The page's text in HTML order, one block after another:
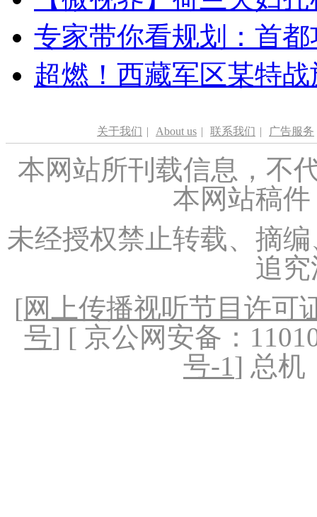
专家带你看规划：首
超燃！西藏军区某特
关于我们 | About us | 联系我们 | 广告服务
本网站所刊载信息，不
本网站稿
未经授权禁止转载、摘
追
[网上传播视听节目许可
号] [ 京公网安备：
号-1] 总机